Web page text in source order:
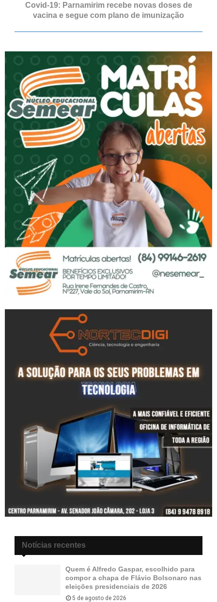
Covid-19: Parnamirim recebe novas doses de
vacina e segue com plano de imunização
Notícias recentes
Quem é Alfredo Gaspar, escolhido para
compor a chapa de Flávio Bolsonaro nas
eleições presidenciais de 2026
5 de agosto de 2026